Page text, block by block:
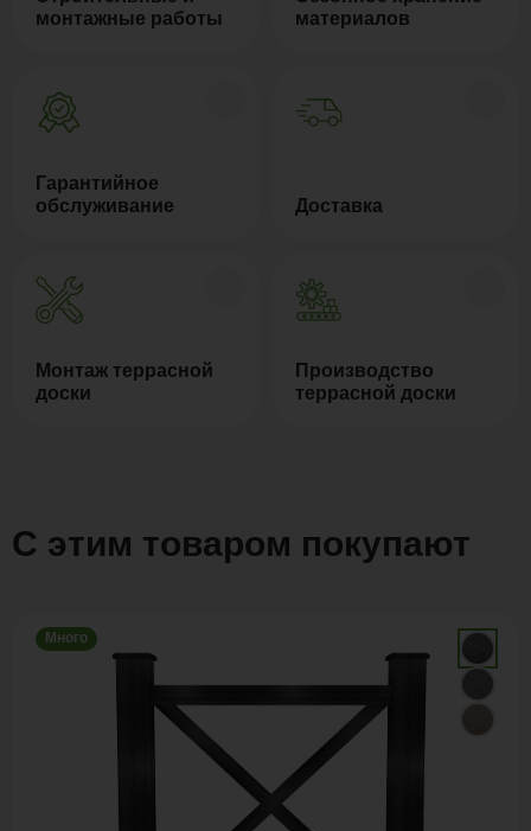
монтажные работы
материалов
Гарантийное
обслуживание
Доставка
Монтаж террасной
доски
Производство
террасной доски
С этим товаром покупают
Много